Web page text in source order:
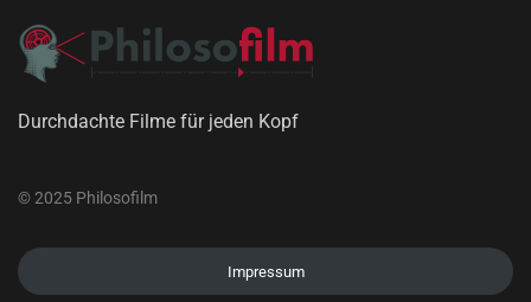
Durchdachte Filme für jeden Kopf
© 2025 Philosofilm
Impressum